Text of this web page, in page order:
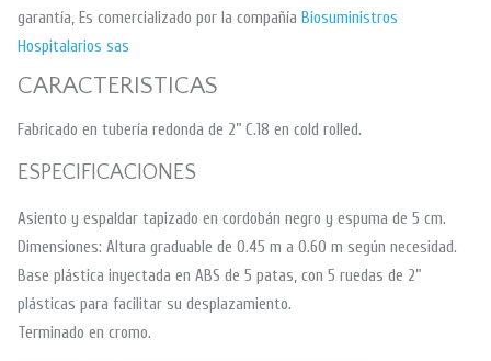
garantía, Es comercializado por la compañía Biosuministros
Hospitalarios sas
CARACTERISTICAS
Fabricado en tubería redonda de 2” C.18 en cold rolled.
ESPECIFICACIONES
Asiento y espaldar tapizado en cordobán negro y espuma de 5 cm.
Dimensiones: Altura graduable de 0.45 m a 0.60 m según necesidad.
Base plástica inyectada en ABS de 5 patas, con 5 ruedas de 2”
plásticas para facilitar su desplazamiento.
Terminado en cromo.